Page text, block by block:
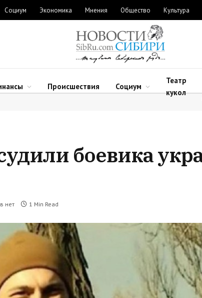
Социум Экономика Мнения Общество Культура
Происшествия Социум
Театр
кукол
боевика
нет 1 Min Read